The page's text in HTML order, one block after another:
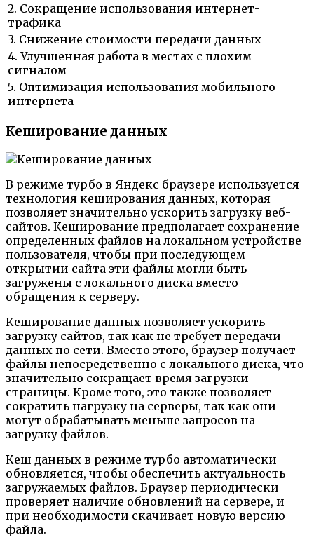
2. Сокращение использования интернет-
трафика
3. Снижение стоимости передачи данных
4. Улучшенная работа в местах с плохим
сигналом
5. Оптимизация использования мобильного
интернета
Кеширование данных
В режиме турбо в Яндекс браузере используется
технология кеширования данных, которая
позволяет значительно ускорить загрузку веб-
сайтов. Кеширование предполагает сохранение
определенных файлов на локальном устройстве
пользователя, чтобы при последующем
открытии сайта эти файлы могли быть
загружены с локального диска вместо
обращения к серверу.
Кеширование данных позволяет ускорить
загрузку сайтов, так как не требует передачи
данных по сети. Вместо этого, браузер получает
файлы непосредственно с локального диска, что
значительно сокращает время загрузки
страницы. Кроме того, это также позволяет
сократить нагрузку на серверы, так как они
могут обрабатывать меньше запросов на
загрузку файлов.
Кеш данных в режиме турбо автоматически
обновляется, чтобы обеспечить актуальность
загружаемых файлов. Браузер периодически
проверяет наличие обновлений на сервере, и
при необходимости скачивает новую версию
файла.